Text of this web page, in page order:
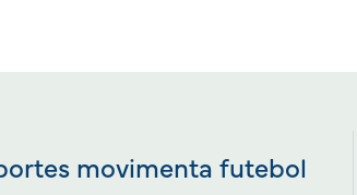
movimenta futebol